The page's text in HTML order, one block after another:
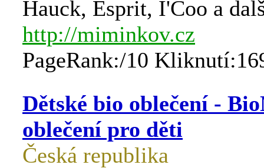
Hauck, Esprit, I'Coo a
http://miminkov.cz
PageRank:/10
Dětské bio oblečení -
oblečení pro děti
Česká republika